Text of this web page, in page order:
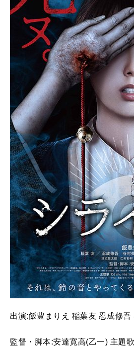
出演:飯豊まりえ 稲葉友 忍成修
監督・脚本:安達寛高(乙一) 主題